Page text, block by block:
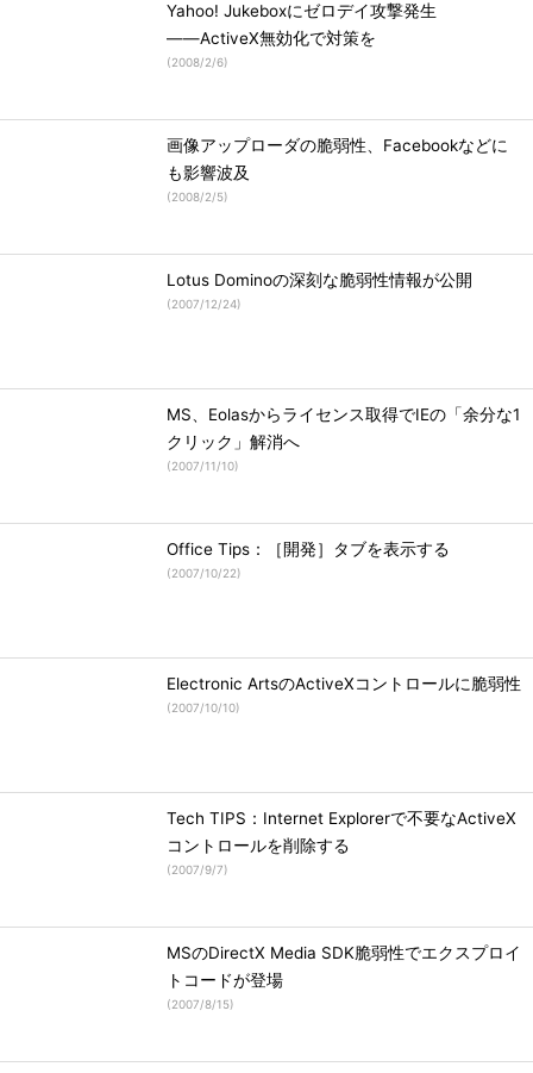
Yahoo! Jukeboxにゼロデイ攻撃発生
――ActiveX無効化で対策を
(2008/2/6)
画像アップローダの脆弱性、Facebookなどに
も影響波及
(2008/2/5)
Lotus Dominoの深刻な脆弱性情報が公開
(2007/12/24)
MS、Eolasからライセンス取得でIEの「余分な1
クリック」解消へ
(2007/11/10)
Office Tips：［開発］タブを表示する
(2007/10/22)
Electronic ArtsのActiveXコントロールに脆弱性
(2007/10/10)
Tech TIPS：Internet Explorerで不要なActiveX
コントロールを削除する
(2007/9/7)
MSのDirectX Media SDK脆弱性でエクスプロイ
トコードが登場
(2007/8/15)